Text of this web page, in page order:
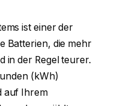
ist einer der
Batterien, die mehr
in der Regel teurer.
(kWh)
auf Ihrem